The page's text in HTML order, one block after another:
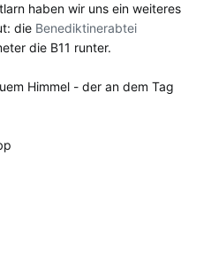
haben wir uns ein weiteres
die Benediktinerabtei
die B11 runter.
Himmel - der an dem Tag